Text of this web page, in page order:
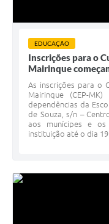
EDUCAÇÃO
Inscrições para o
Mairinque
As inscrições para o
Mairinque (CEP-
dependências da
de Souza, s/n –
aos munícipes e os
instituição até o dia 19